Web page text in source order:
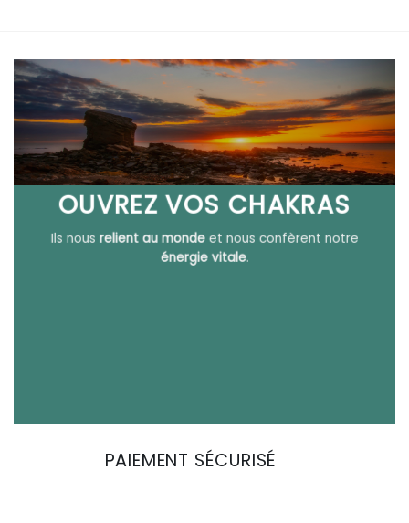
OUVREZ VOS CHAKRAS
Ils nous relient au mondeet nous confèrent notre
énergie vitale.
PAIEMENT SÉCURISÉ